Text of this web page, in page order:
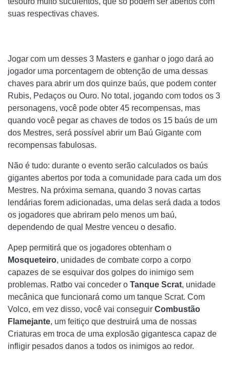
suas respectivas chaves.
Jogar com um desses 3 Masters e ganhar o jogo dará ao
jogador uma porcentagem de obtenção de uma dessas
chaves para abrir um dos quinze baús, que podem conter
Rubis, Pedaços ou Ouro. No total, jogando com todos os 3
personagens, você pode obter 45 recompensas, mas
quando você pegar as chaves de todos os 15 baús de um
dos Mestres, será possível abrir um Baú Gigante com
recompensas fabulosas.
Não é tudo: durante o evento serão calculados os baús
gigantes abertos por toda a comunidade para cada um dos
Mestres. Na próxima semana, quando 3 novas cartas
lendárias forem adicionadas, uma delas será dada a todos
os jogadores que abriram pelo menos um baú,
dependendo de qual Mestre venceu o desafio.
Apep permitirá que os jogadores obtenham o
Mosqueteiro, unidades de combate corpo a corpo
capazes de se esquivar dos golpes do inimigo sem
problemas. Ratbo vai conceder o Tanque Scrat, unidade
mecânica que funcionará como um tanque Scrat. Com
Volco, em vez disso, você vai conseguir Combustão
Flamejante, um feitiço que destruirá uma de nossas
Criaturas em troca de uma explosão gigantesca capaz de
infligir pesados ​​danos a todos os inimigos ao redor.